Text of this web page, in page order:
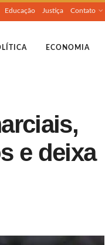
Educação Justiça Contato
ECONOMIA
e deixa